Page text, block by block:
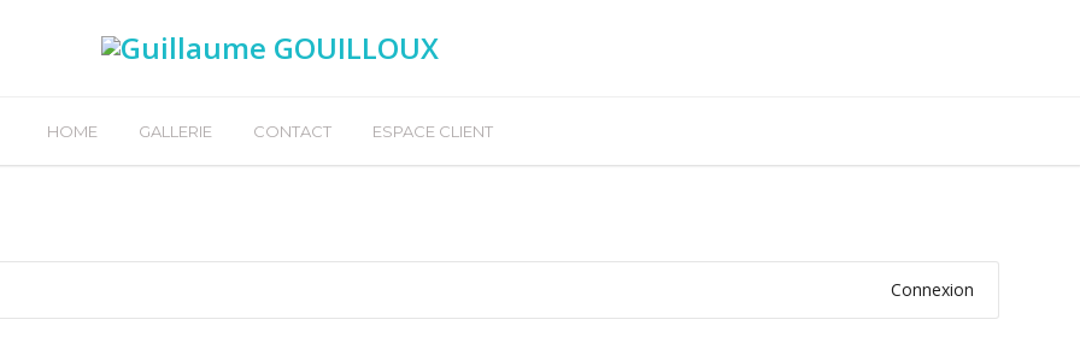
HOME GALLERIE CONTACT ESPACE CLIENT
Connexion